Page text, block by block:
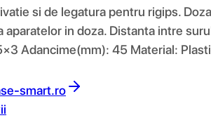
si de legatura pentru rigips.
aparatelor in doza. Distanta intre
Adancime(mm): 45 Material:
smart.ro